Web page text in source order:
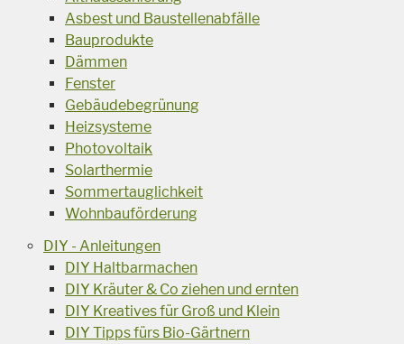
Asbest und Baustellenabfälle
Bauprodukte
Dämmen
Fenster
Gebäudebegrünung
Heizsysteme
Photovoltaik
Solarthermie
Sommertauglichkeit
Wohnbauförderung
DIY - Anleitungen
DIY Haltbarmachen
DIY Kräuter & Co ziehen und ernten
DIY Kreatives für Groß und Klein
DIY Tipps fürs Bio-Gärtnern